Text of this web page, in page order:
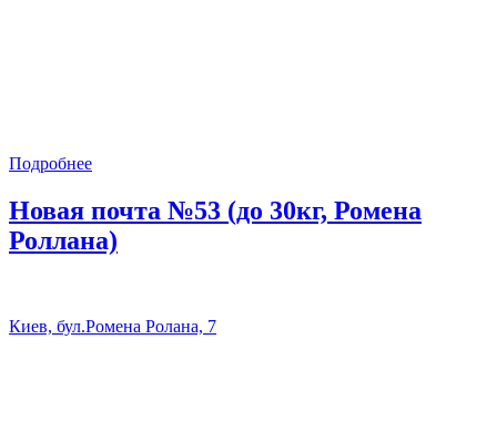
Подробнее
Новая почта №53 (до 30кг, Ромена
Роллана)
Киев, бул.Ромена Ролана, 7